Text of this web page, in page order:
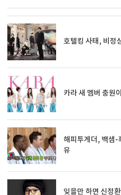
호텔킹 사태, 비정
카라 새 멤버 충원
해피투게더, 백샘-
유
잊을만 하면 신정